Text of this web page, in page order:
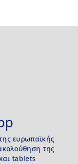
ευρωπαϊκής
της
tablets